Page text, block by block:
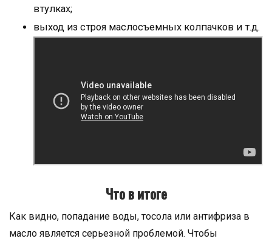
втулках;
выход из строя маслосъемных колпачков и т.д.
Что в итоге
Как видно, попадание воды, тосола или антифриза в
масло является серьезной проблемой. Чтобы